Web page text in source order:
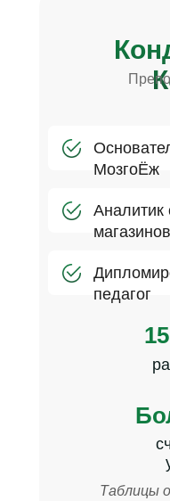
МозгоЁж
Аналитик
магазинов
Таблицы
педагог